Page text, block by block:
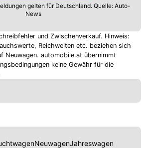
gelten für Deutschland. Quelle: Auto-
News
und Zwischenverkauf. Hinweis:
Reichweiten etc. beziehen sich
Neuwagen. automobile.at übernimmt
keine Gewähr für die
NeuwagenJahreswagen